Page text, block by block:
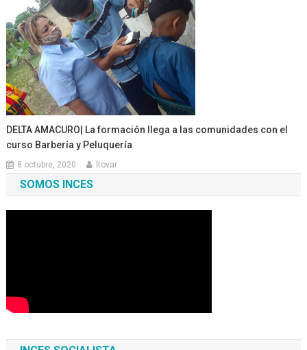
DELTA AMACURO| La formación llega a las comunidades con el
curso Barbería y Peluquería
8 octubre, 2020 ltovar
SOMOS INCES